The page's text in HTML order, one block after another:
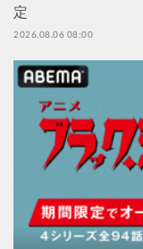
定
2026.08.06 08:00